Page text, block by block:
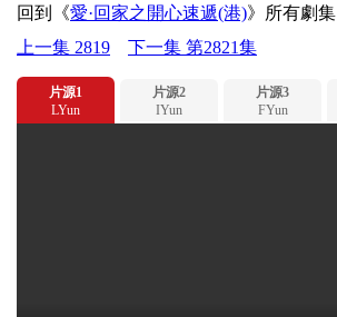
回到《愛·回家之開心速遞(港)》所有劇集
上一集 2819
下一集 第2821集
片源1
LYun
片源2
IYun
片源3
FYun